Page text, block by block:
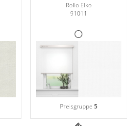
Rollo Elko
91011
Preisgruppe 5